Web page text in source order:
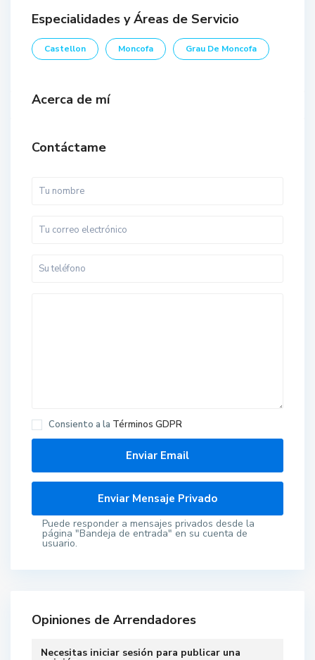
Especialidades y Áreas de Servicio
Castellon Moncofa Grau De Moncofa
Acerca de mí
Contáctame
Consiento a la Términos GDPR
Puede responder a mensajes privados desde la
página "Bandeja de entrada" en su cuenta de
usuario.
Opiniones de Arrendadores
Necesitas iniciar sesión para publicar una